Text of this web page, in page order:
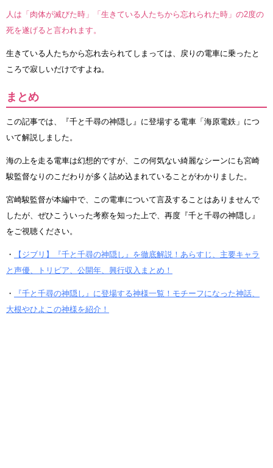
人は「肉体が滅びた時」「生きている人たちから忘れられた時」の2度の
死を遂げると言われます。
生きている人たちから忘れ去られてしまっては、戻りの電車に乗ったと
ころで寂しいだけですよね。
まとめ
この記事では、『千と千尋の神隠し』に登場する電車「海原電鉄」につ
いて解説しました。
海の上を走る電車は幻想的ですが、この何気ない綺麗なシーンにも宮崎
駿監督なりのこだわりが多く詰め込まれていることがわかりました。
宮崎駿監督が本編中で、この電車について言及することはありませんで
したが、ぜひこういった考察を知った上で、再度『千と千尋の神隠し』
をご視聴ください。
・
【ジブリ】『千と千尋の神隠し』を徹底解説！あらすじ、主要キャラ
と声優、トリビア、公開年、興行収入まとめ！
・
『千と千尋の神隠し』に登場する神様一覧！モチーフになった神話、
大根やひよこの神様を紹介！